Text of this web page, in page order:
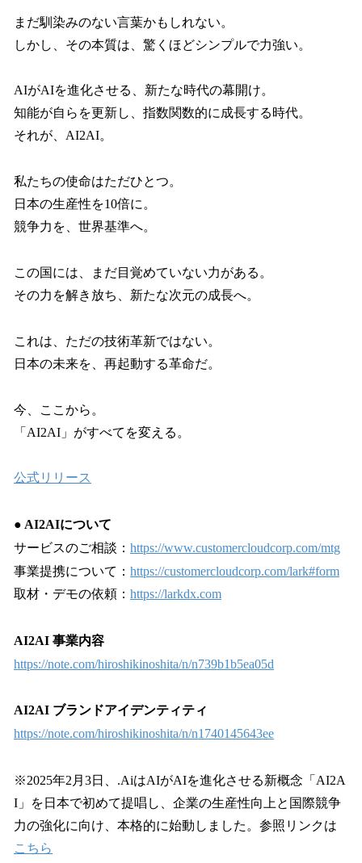
まだ馴染みのない言葉かもしれない。
しかし、その本質は、驚くほどシンプルで力強い。
AIがAIを進化させる、新たな時代の幕開け。
知能が自らを更新し、指数関数的に成長する時代。
それが、AI2AI。
私たちの使命はただひとつ。
日本の生産性を10倍に。
競争力を、世界基準へ。
この国には、まだ目覚めていない力がある。
その力を解き放ち、新たな次元の成長へ。
これは、ただの技術革新ではない。
日本の未来を、再起動する革命だ。
今、ここから。
「AI2AI」がすべてを変える。
公式リリース
● AI2AIについて
サービスのご相談： https://www.customercloudcorp.com/mtg
事業提携について： https://customercloudcorp.com/lark#form
取材・デモの依頼： https://larkdx.com
AI2AI 事業内容
https://note.com/hiroshikinoshita/n/n739b1b5ea05d
AI2AI ブランドアイデンティティ
https://note.com/hiroshikinoshita/n/n1740145643ee
※2025年2月3日、.AiはAIがAIを進化させる新概念「AI2A
I」を日本で初めて提唱し、企業の生産性向上と国際競争
力の強化に向け、本格的に始動しました。参照リンクは
こちら